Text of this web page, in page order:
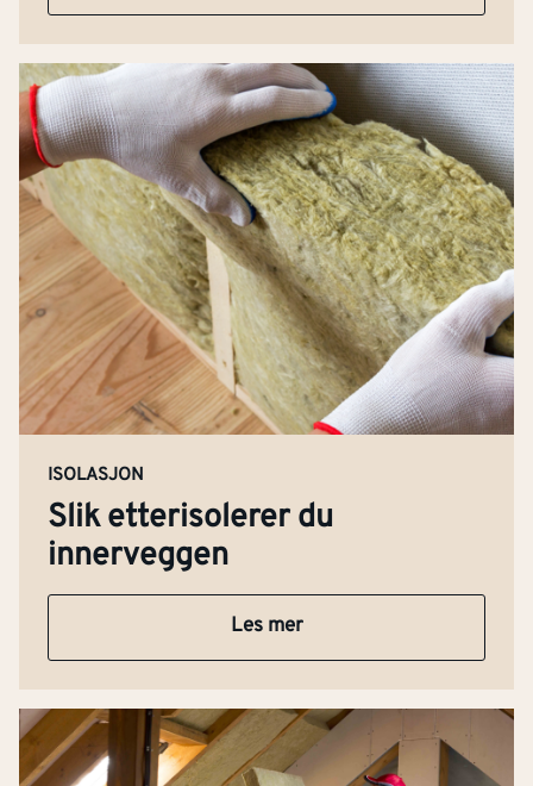
ISOLASJON
Slik etterisolerer du
innerveggen
Les mer